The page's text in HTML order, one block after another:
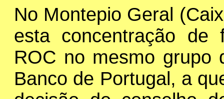
No Montepio Geral
esta concentração
ROC no mesmo grupo
Banco de Portugal, a